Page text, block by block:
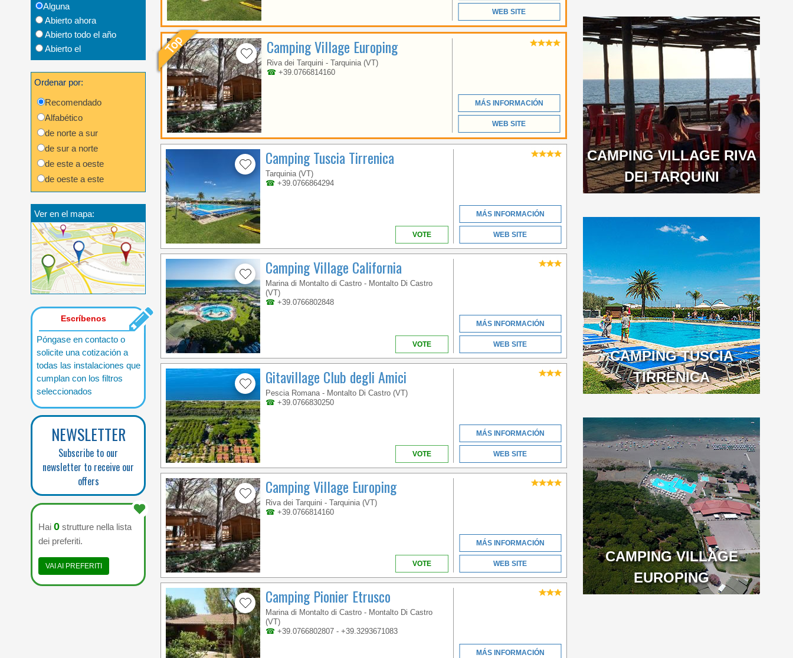
Alguna
Abierto ahora
Abierto todo el año
Abierto el
Ordenar por:
Recomendado
Alfabético
de norte a sur
de sur a norte
de este a oeste
de oeste a este
Ver en el mapa:
Escríbenos
Póngase en contacto o
solicite una cotización a
todas las instalaciones que
cumplan con los filtros
seleccionados
NEWSLETTER
Subscribe to our
newsletter to receive our
offers
Hai 0 strutture nella lista
dei preferiti.
VAI AI PREFERITI
WEB SITE
Camping Village Europing
Riva dei Tarquini - Tarquinia (VT)
☎ +39.0766814160
MÁS INFORMACIÓN
WEB SITE
Camping Tuscia Tirrenica
Tarquinia (VT)
☎ +39.0766864294
VOTE
MÁS INFORMACIÓN
WEB SITE
Camping Village California
Marina di Montalto di Castro - Montalto Di Castro
(VT)
☎ +39.0766802848
VOTE
MÁS INFORMACIÓN
WEB SITE
Gitavillage Club degli Amici
Pescia Romana - Montalto Di Castro (VT)
☎ +39.0766830250
VOTE
MÁS INFORMACIÓN
WEB SITE
Camping Village Europing
Riva dei Tarquini - Tarquinia (VT)
☎ +39.0766814160
VOTE
MÁS INFORMACIÓN
WEB SITE
Camping Pionier Etrusco
Marina di Montalto di Castro - Montalto Di Castro
(VT)
☎ +39.0766802807 - +39.3293671083
MÁS INFORMACIÓN
IN THE HEART OF THE
CAMPING VILLAGE RIVA
DEI TARQUINI
CAMPING VILLAGE
TUSCIA TIRRENICA
LOCATION,
EXCLUSIVE PRIVATE
CAMPING TUSCIA
TIRRENICA
LACIO
RIVA DEI TARQUINI, ON
THE LAZIO COAST,
WITH DIRECT ACCESS
CAMPING VILLAGE
EUROPING
LACIO